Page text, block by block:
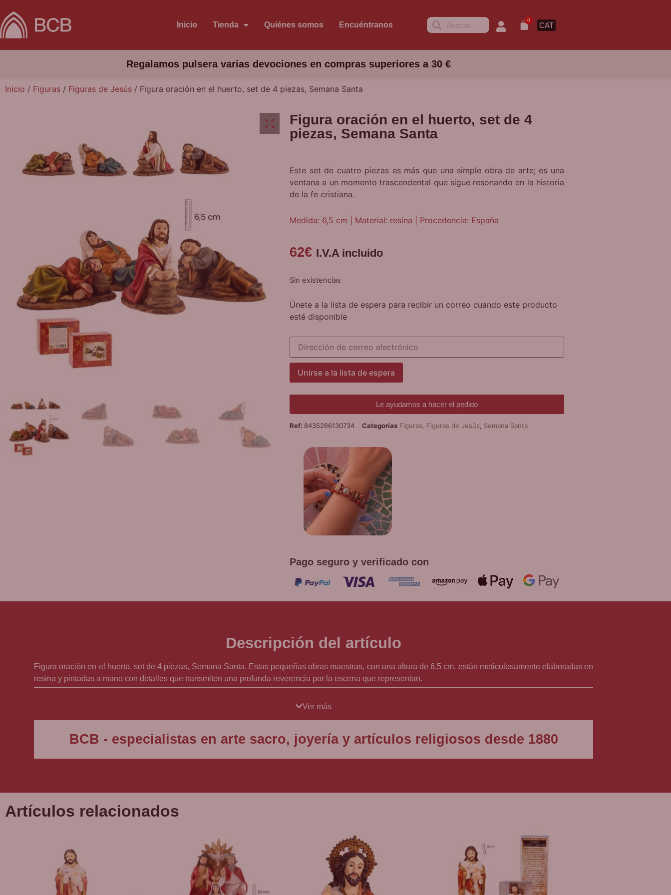
Inicio Tienda Quiénes somos Encuéntranos
0
CAT
Regalamos pulsera varias devociones en compras superiores a 30 €
Inicio / Figuras / Figuras de Jesús / Figura oración en el huerto, set de 4 piezas, Semana Santa
Figura oración en el huerto, set de 4
piezas, Semana Santa
Este set de cuatro piezas es más que una simple obra de arte; es una
ventana a un momento trascendental que sigue resonando en la historia
de la fe cristiana.
Medida: 6,5 cm | Material: resina | Procedencia: España
62€ I.V.A incluido
Sin existencias
Únete a la lista de espera para recibir un correo cuando este producto
esté disponible
Introduce
dirección
de
correo
para
a
lista
espera
producto
Unirse a la lista de espera
Le ayudamos a hacer el pedido
Ref: 8435266130734 Categorías Figuras Figuras de Jesús Semana Santa
Pago seguro y verificado con
Descripción del artículo
Figura oración en el huerto, set de 4 piezas, Semana Santa. Estas pequeñas obras maestras, con una altura de 6,5 cm, están meticulosamente elaboradas en
resina y pintadas a mano con detalles que transmiten una profunda reverencia por la escena que representan.
En el centro de esta conmovedora representación se encuentra Jesús, de rodillas sobre la tierra, apoyado en una roca rugosa. Sus manos, delicadamente
La escena en el huerto de los olivos se enmarca en un contexto más amplio de la narrativa bíblica. Este momento conmovedor es conocido como la oración
momento en que Jesús, enfrentando el inminente sufrimiento y la crucifixión, se somete humildemente a la voluntad de su Padre.
La historia, narrada en Mateo 26, 36-46, nos muestra a Jesús orando fervientemente a Dios, pidiéndole que si es posible, aparte de él ese cáliz de sufrimiento.
Sin embargo, en última instancia, Jesús acepta la voluntad divina sobre la suya propia, un acto de sacrificio y amor supremo que cambiaría el curso de la
historia.
Ver más
BCB - especialistas en arte sacro, joyería y artículos religiosos desde 1880
Artículos relacionados